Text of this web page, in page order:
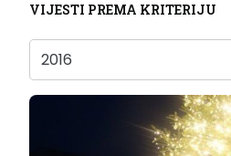
VIJESTI PREMA KRITERIJU